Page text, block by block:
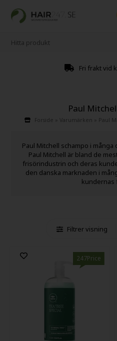
Fri frakt vid
Paul
Forside Varumärken Paul
Paul Mitchell schampo i
Paul Mitchell är bland de
frisörindustrin och deras
den danska marknaden i
kundernas
Filtrer visning
247Price